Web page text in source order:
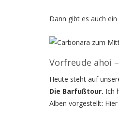
Dann gibt es auch
Vorfreude ahoi
Heute steht auf
Die Barfußtour. Ich
Alben vorgestellt: